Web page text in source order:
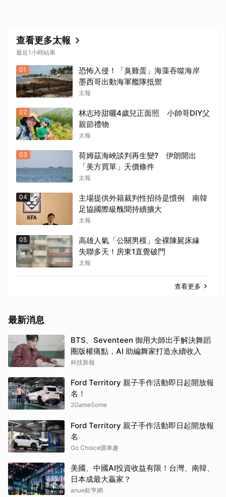
查看更多太報
最近1小時結果
01
恐怖入侵！「臭雞蛋」海藻吞噬海岸
墨西哥出動海軍艦隊抵禦
太報
02
林志玲甜曬4歲兒正面照 小帥哥DIY父
親節禮物
太報
03
荷姆茲海峽談判再生變? 伊朗開出
「美方買單」天價條件
太報
04
主場提供外籍裁判性招待是慣例 南韓
足協國際級醜聞持續擴大
太報
05
高雄人氣「公關男模」全裸陳屍床緣
失聯多天！房東1直覺破門
太報
查看更多
最新消息
BTS、Seventeen 御用大師出手解決舞蹈
圈版權痛點，AI 助編舞家打造永續收入
科技新報
Ford Territory 親子手作活動即日起開放報
名！
2GameSome
Ford Territory 親子手作活動即日起開放報
名
Go Choice購車趣
美國、中國AI投資收益有限！台灣、南韓、
日本成最大贏家？
anue鉅亨網